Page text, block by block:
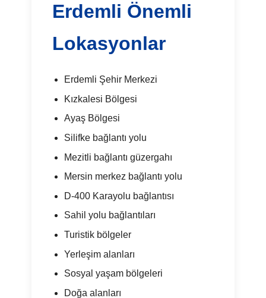
Erdemli Önemli
Lokasyonlar
Erdemli Şehir Merkezi
Kızkalesi Bölgesi
Ayaş Bölgesi
Silifke bağlantı yolu
Mezitli bağlantı güzergahı
Mersin merkez bağlantı yolu
D-400 Karayolu bağlantısı
Sahil yolu bağlantıları
Turistik bölgeler
Yerleşim alanları
Sosyal yaşam bölgeleri
Doğa alanları